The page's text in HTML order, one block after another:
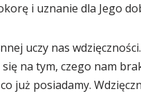
i uznanie dla Jego
uczy nas
na tym, czego nam
już posiadamy.